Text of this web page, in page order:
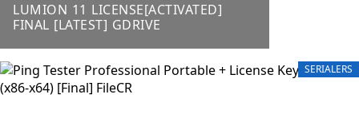
LUMION 11 LICENSE[ACTIVATED]
FINAL [LATEST] GDRIVE
SERIALERS